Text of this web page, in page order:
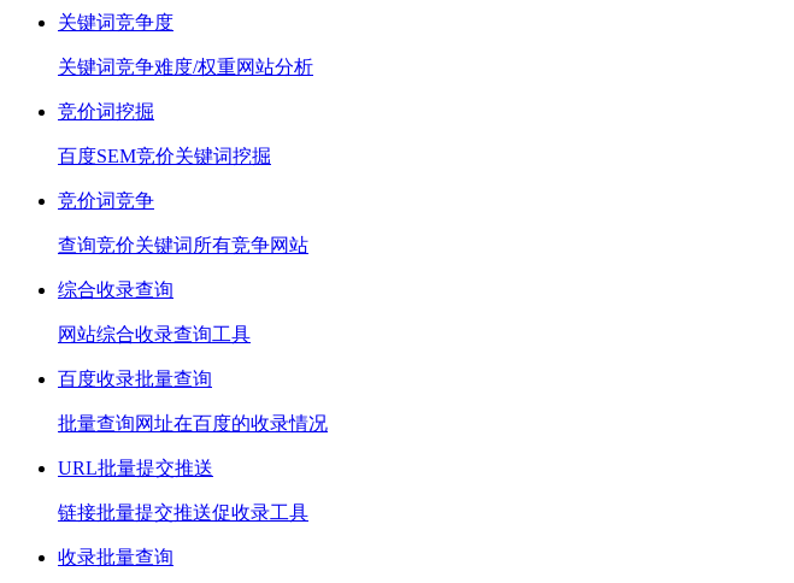
关键词竞争度
关键词竞争难度/权重网站分析
竞价词挖掘
百度SEM竞价关键词挖掘
竞价词竞争
查询竞价关键词所有竞争网站
综合收录查询
网站综合收录查询工具
百度收录批量查询
批量查询网址在百度的收录情况
URL批量提交推送
链接批量提交推送促收录工具
收录批量查询